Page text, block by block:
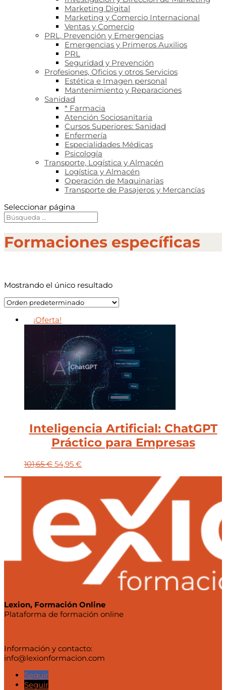
Marketing Digital
Marketing y Comercio Internacional
Ventas y Comercio
PRL, Prevención y Emergencias
Emergencias y Primeros Auxilios
PRL
Seguridad y Prevención
Profesiones, Oficios y otros Servicios
Estética e Imagen personal
Mantenimiento y Reparaciones
Sanidad
* Farmacia
Atención Sociosanitaria
Cursos Superiores: Sanidad
Enfermería
Especialidades Médicas
Psicología
Transporte, Logística y Almacén
Logística y Almacén
Operación de Maquinarias
Transporte de Pasajeros y Mercancías
Seleccionar página
Formaciones específicas
Mostrando el único resultado
¡Oferta!
Inteligencia Artificial: ChatGPT
Práctico para Empresas
101,65€ El
101,65 €.
54,95 €
54,95 €.
Lexion, Formación Online
Plataforma de formación online
Información y contacto:
info@lexionformacion.com
Seguir
Seguir